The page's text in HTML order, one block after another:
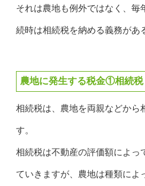
それは農地も例外ではなく、毎
続時は相続税を納める義務があ
農地に発生する税金①相続税
相続税は、農地を両親などから
す。
相続税は不動産の評価額によっ
ていきますが、農地は種類によ